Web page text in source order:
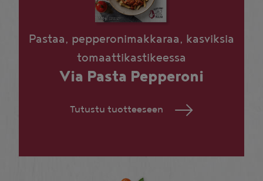
Pastaa, pepperonimakkaraa, kasviksia
tomaattikastikeessa
Via Pasta Pepperoni
Tutustu tuotteeseen